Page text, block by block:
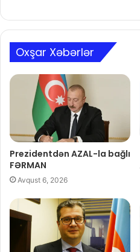
Oxşar Xəbərlər
Prezidentdən AZAL-la bağlı
FƏRMAN
Avqust 6, 2026